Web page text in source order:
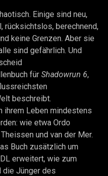
Einige sind neu,
rücksichtslos, berechnend,
keine Grenzen. Aber sie
sind gefährlich. Und
für Shadowrun 6,
beschreibt.
ihrem Leben mindestens
wie etwa Ordo
und van der Mer.
Buch zusätzlich um
erweitert, wie zum
die Jünger des